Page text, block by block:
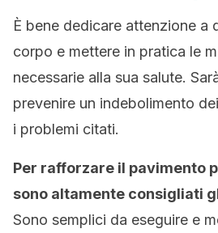
È bene dedicare attenzione a
corpo e mettere in pratica le
necessarie alla sua salute.
prevenire un indebolimento
i problemi citati.
Per rafforzare il pavimento
sono altamente consigliati
Sono semplici da eseguire e